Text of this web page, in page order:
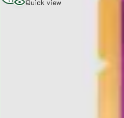
Quick view